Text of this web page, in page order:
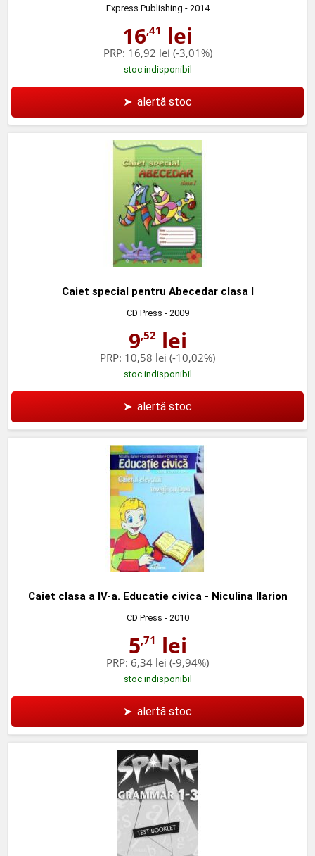
Express Publishing - 2014
16,41 lei
PRP: 16,92 lei (-3,01%)
stoc indisponibil
➤ alertă stoc
Caiet special pentru Abecedar clasa I
CD Press - 2009
9,52lei
PRP: 10,58 lei (-10,02%)
stoc indisponibil
➤ alertă stoc
Caiet clasa a IV-a. Educatie civica - Niculina Ilarion
CD Press - 2010
5,71 lei
PRP: 6,34 lei (-9,94%)
stoc indisponibil
➤ alertă stoc